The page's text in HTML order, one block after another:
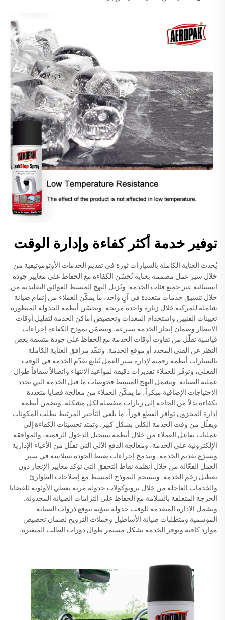
توفير خدمة أكثر كفاءة وإدارة الوقت
يُحدث العناية الكاملة بالسيارات ثورة في تقديم الخدمات الأوتوموتيفية من
خلال سير عمل مصممة بعناية تُحسّن الكفاءة مع الحفاظ على معايير جودة
استثنائية عبر جميع فئات الخدمة. ويُزيل النهج المبسط العوائق التقليدية من
خلال تنسيق خدمات متعددة في آنٍ واحد، ما يمكّن العملاء من إتمام صيانة
شاملة للمركبة خلال زيارة واحدة مريحة. وتحسّن أنظمة الجدولة المتطورة
تعيينات الفنيين واستخدام المعدات وتخصيص أماكن الخدمة لتقليل أوقات
الانتظار وضمان إنجاز الخدمة بسرعة. ويتضمّن نموذج الكفاءة إجراءات
قياسية تقلّل من تفاوت أوقات الخدمة مع الحفاظ على جودة متسقة بغض
النظر عن الفني المحدد أو موقع الخدمة. وتنفّذ مرافق العناية الكاملة
بالسيارات أنظمة رقمية لإدارة سير العمل تُتابع تقدّم الخدمة في الوقت
الفعلي، وتوفّر للعملاء تقديرات دقيقة لمواعيد الانتهاء واتصالاً شفافاً طوال
عملية الصيانة. ويشمل النهج المبسط فحوصات ما قبل الخدمة التي تحدد
الاحتياجات الإضافية مبكراً، ما يمكّن العملاء من معالجة قضايا متعددة
بكفاءة بدلاً من الحاجة إلى زيارات منفصلة لكل مشكلة. وتضمن أنظمة
إدارة المخزون توافر القطع فوراً، ما يلغي التأخير المرتبط بطلب المكونات
ويقلّل من وقت الخدمة الكلي بشكل كبير. وتمتد تحسينات الكفاءة إلى
عمليات تفاعل العملاء من خلال أنظمة تسجيل الدخول الرقمية، والموافقة
الإلكترونية على الخدمة، ومعالجة الدفع الآلي التي تقلّل من الأعباء الإدارية
وتسرّع تقديم الخدمة. وتندمج إجراءات ضبط الجودة بسلاسة في سير
العمل الفعّالة من خلال أنظمة نقاط التحقق التي تؤكد معايير الإنجاز دون
تعطيل زخم الخدمة. وينسجم النموذج المبسط مع إصلاحات الطوارئ
والخدمات العاجلة من خلال بروتوكولات جدولة مرنة تعطي الأولوية للقضايا
الحرجة المتعلقة بالسلامة مع الحفاظ على التزامات الصيانة المجدولة.
ويشمل الإدارة المتقدمة للوقت جدولة تنبؤية تتوقع ذروات الصيانة
الموسمية ومتطلبات صيانة الأساطيل وحملات الترويج لضمان تخصيص
موارد كافية وتوفر الخدمة بشكل مستمر طوال دورات الطلب المتغيرة.